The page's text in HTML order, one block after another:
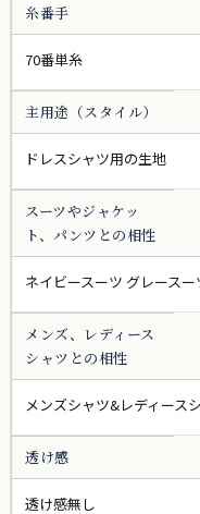
糸番手
70番単糸
主用途（スタイル）
ドレスシャツ用の生地
スーツやジャケッ
ト、パンツとの相性
ネイビースーツ グレース
メンズ、レディース
シャツとの相性
メンズシャツ&レディース
透け感
透け感無し